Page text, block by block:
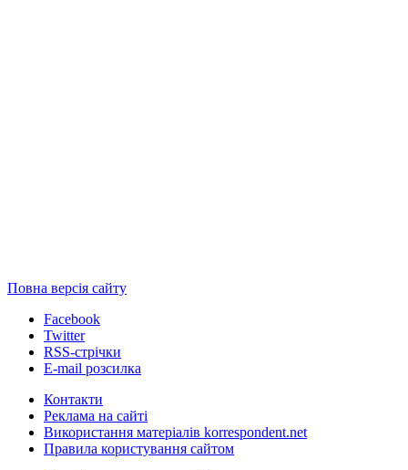
Повна версія сайту
Facebook
Twitter
RSS-стрічки
E-mail розсилка
Контакти
Реклама на сайті
Використання матеріалів korrespondent.net
Правила користування сайтом